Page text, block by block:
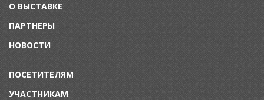
О ВЫСТАВКЕ
ПАРТНЕРЫ
НОВОСТИ
ПОСЕТИТЕЛЯМ
УЧАСТНИКАМ